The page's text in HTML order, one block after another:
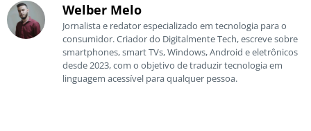
Welber Melo
Jornalista e redator especializado em tecnologia para o
consumidor. Criador do Digitalmente Tech, escreve sobre
smartphones, smart TVs, Windows, Android e eletrônicos
desde 2023, com o objetivo de traduzir tecnologia em
linguagem acessível para qualquer pessoa.